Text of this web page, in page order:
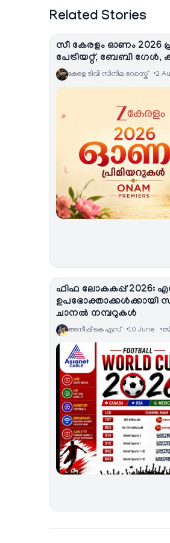
Related Stories
സീ കേരളം ഓണം 2026
പേട്രിയറ്റ്, ബേബി
കേരള ടിവി സിനിമ ഡെസ്ക് 2
ഫിഫ ലോകകപ്പ് 2026:
ഉപഭോക്താക്കൾക്കായി
ചാനൽ നമ്പറുകൾ
അനീഷ്‌ കെ എസ് 10 June